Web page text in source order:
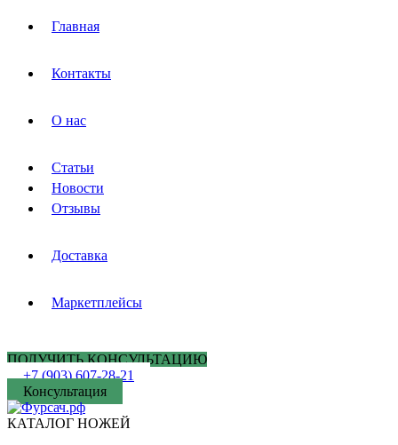
Главная
Контакты
О нас
Статьи
Новости
Отзывы
Доставка
Маркетплейсы
ПОЛУЧИТЬ КОНСУЛЬТАЦИЮ
+7 (903) 607-28-21
Консультация
КАТАЛОГ НОЖЕЙ